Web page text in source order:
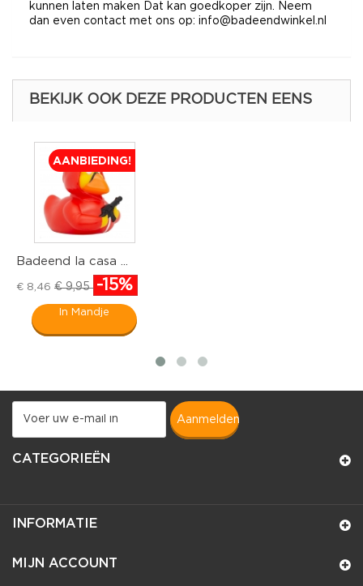
kunnen laten maken Dat kan goedkoper zijn. Neem
dan even contact met ons op: info@badeendwinkel.nl
BEKIJK OOK DEZE PRODUCTEN EENS
AANBIEDING!
Badeend la casa ...
€ 8,46 € 9,95 -15%
In Mandje
aanmelden
CATEGORIEËN
INFORMATIE
MIJN ACCOUNT